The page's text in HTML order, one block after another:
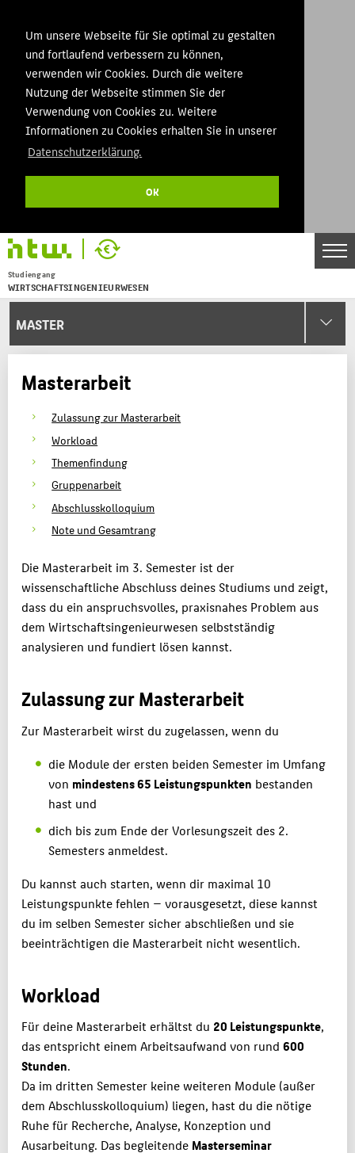
Um unsere Webseite für Sie optimal zu gestalten
und fortlaufend verbessern zu können,
verwenden wir Cookies. Durch die weitere
Nutzung der Webseite stimmen Sie der
Verwendung von Cookies zu. Weitere
Informationen zu Cookies erhalten Sie in unserer
Datenschutzerklärung.
OK
Studiengang
WIRTSCHAFTSINGENIEURWESEN
Menu
MASTER
Masterarbeit
Zulassung zur Masterarbeit
Workload
Themenfindung
Gruppenarbeit
Abschlusskolloquium
Note und Gesamtrang
Die Masterarbeit im 3. Semester ist der
wissenschaftliche Abschluss deines Studiums und zeigt,
dass du ein anspruchsvolles, praxisnahes Problem aus
dem Wirtschaftsingenieurwesen selbstständig
analysieren und fundiert lösen kannst.
Zulassung zur Masterarbeit
Zur Masterarbeit wirst du zugelassen, wenn du
die Module der ersten beiden Semester im Umfang
von mindestens 65 Leistungspunkten bestanden
hast und
dich bis zum Ende der Vorlesungszeit des 2.
Semesters anmeldest.
Du kannst auch starten, wenn dir maximal 10
Leistungspunkte fehlen — vorausgesetzt, diese kannst
du im selben Semester sicher abschließen und sie
beeinträchtigen die Masterarbeit nicht wesentlich.
Workload
Für deine Masterarbeit erhältst du 20 Leistungspunkte,
das entspricht einem Arbeitsaufwand von rund 600
Stunden.
Da im dritten Semester keine weiteren Module (außer
dem Abschlusskolloquium) liegen, hast du die nötige
Ruhe für Recherche, Analyse, Konzeption und
Ausarbeitung. Das begleitende Masterseminar
BACHELOR
MASTER
ALUMNI
KONTAKTE
BELIEBTE SEITEN
DIGITALE DIENSTE
SERVICE